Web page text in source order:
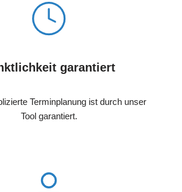
garantiert
Terminplanung ist durch unser
Tool garantiert.